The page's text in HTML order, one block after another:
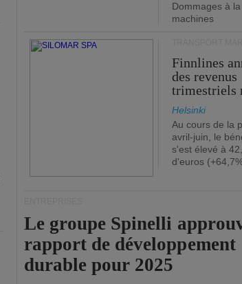
Dommages à
machines
Finnlines
des revenus
trimestriels
Helsinki
Au cours de la
avril-juin, le
s'est élevé à
d'euros
Le groupe Spinelli
rapport de développement
durable pour 2025